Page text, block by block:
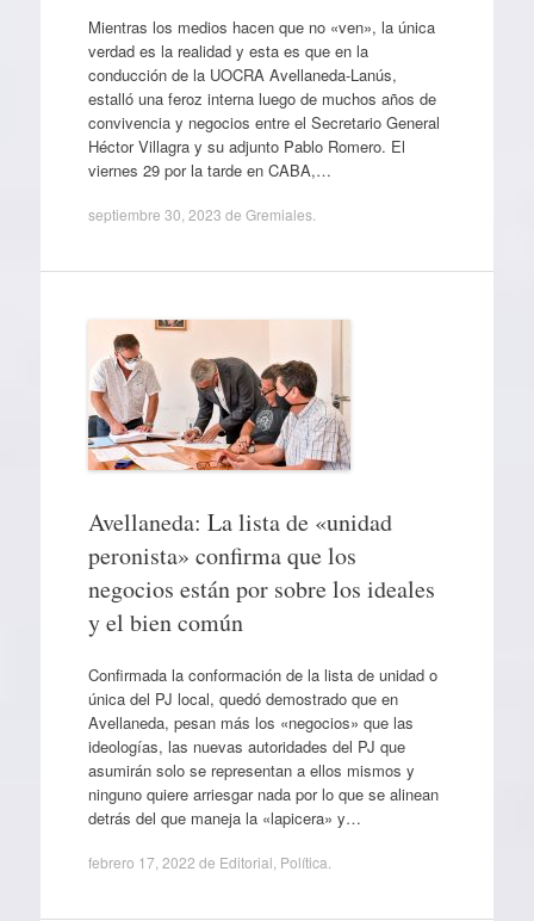
Mientras los medios hacen que no «ven», la única
verdad es la realidad y esta es que en la
conducción de la UOCRA Avellaneda-Lanús,
estalló una feroz interna luego de muchos años de
convivencia y negocios entre el Secretario General
Héctor Villagra y su adjunto Pablo Romero. El
viernes 29 por la tarde en CABA,…
septiembre 30, 2023 de Gremiales.
Avellaneda: La lista de «unidad
peronista» confirma que los
negocios están por sobre los ideales
y el bien común
Confirmada la conformación de la lista de unidad o
única del PJ local, quedó demostrado que en
Avellaneda, pesan más los «negocios» que las
ideologías, las nuevas autoridades del PJ que
asumirán solo se representan a ellos mismos y
ninguno quiere arriesgar nada por lo que se alinean
detrás del que maneja la «lapicera» y…
febrero 17, 2022 de Editorial Política